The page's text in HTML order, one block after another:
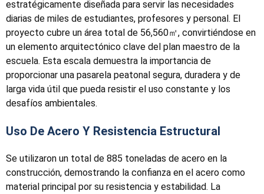
estratégicamente diseñada para servir las necesidades
diarias de miles de estudiantes, profesores y personal. El
proyecto cubre un área total de 56,560㎡, convirtiéndose en
un elemento arquitectónico clave del plan maestro de la
escuela. Esta escala demuestra la importancia de
proporcionar una pasarela peatonal segura, duradera y de
larga vida útil que pueda resistir el uso constante y los
desafíos ambientales.
Uso De Acero Y Resistencia Estructural
Se utilizaron un total de 885 toneladas de acero en la
construcción, demostrando la confianza en el acero como
material principal por su resistencia y estabilidad. La